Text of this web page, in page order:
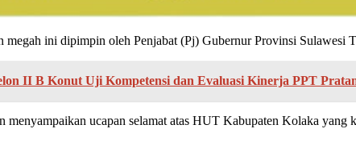
megah ini dipimpin oleh Penjabat (Pj) Gubernur Provinsi
II B Konut Uji Kompetensi dan Evaluasi Kinerja PPT
ucapan selamat atas HUT Kabupaten Kolaka yang